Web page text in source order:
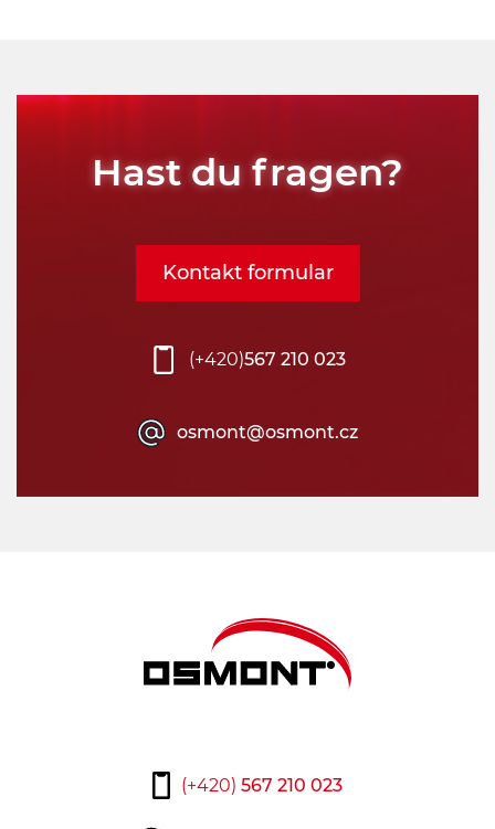
Hast du fragen?
(+420)567 210 023
osmont@osmont.cz
Kontakt formular
(+420) 567 210 023